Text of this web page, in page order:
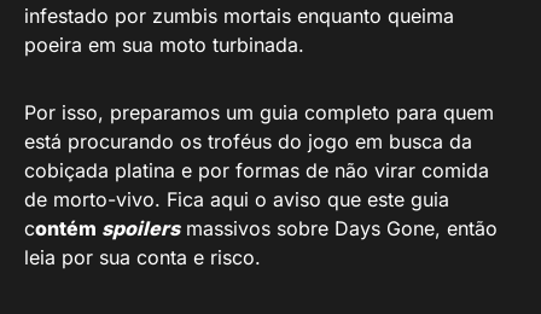
infestado por zumbis mortais enquanto queima
poeira em sua moto turbinada.
Por isso, preparamos um guia completo para quem
está procurando os troféus do jogo em busca da
cobiçada platina e por formas de não virar comida
de morto-vivo. Fica aqui o aviso que este guia
contém spoilersmassivos sobre Days Gone, então
leia por sua conta e risco.